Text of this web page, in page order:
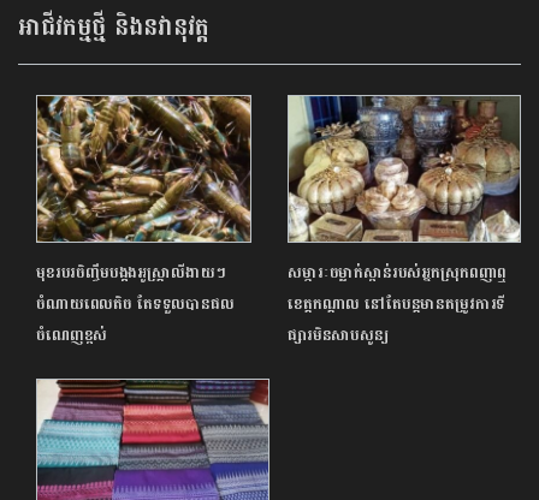
អាជីវកម្មថ្មី និងនវានុវត្ត
មុខរបរចិញ្ចឹមបង្កងអូស្ត្រាលីងាយៗ
ចំណាយពេលតិច តែទទួលបានផល
ចំណេញខ្ពស់
សម្ភារៈចម្លាក់ស្ពាន់របស់អ្នកស្រុកពញាឮ
ខេត្តកណ្តាល នៅតែបន្តមានតម្រូវការទី
ផ្សារមិនសាបសូន្យ